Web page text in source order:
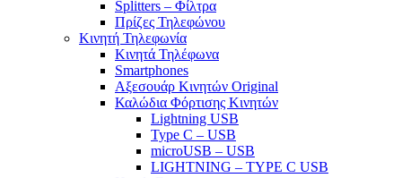
Splitters – Φίλτρα
Πρίζες Τηλεφώνου
Κινητή Τηλεφωνία
Κινητά Τηλέφωνα
Smartphones
Αξεσουάρ Κινητών Original
Καλώδια Φόρτισης Κινητών
Lightning USB
Type C – USB
microUSB – USB
LIGHTNING – TYPE C USB